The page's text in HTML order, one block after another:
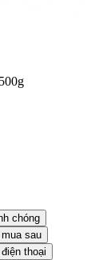
chóng
sau
thoại